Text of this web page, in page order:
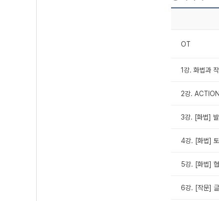
OT
1강. 화법과
2강.
3강. [화법]
4강. [화법]
5강. [화법]
6강. [작문]